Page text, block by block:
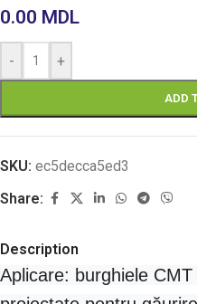
0.00 MDL
- +
ADD
SKU: ec5decca5ed3
Share:
Description
Aplicare: burghiele